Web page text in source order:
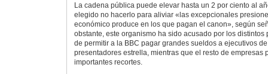
La cadena pública puede elevar hasta un 2 por ciento al
elegido no hacerlo para aliviar «las excepcionales
económico produce en los que pagan el canon», según
obstante, este organismo ha sido acusado por los distintos
de permitir a la BBC pagar grandes sueldos a ejecutivos
presentadores estrella, mientras que el resto de empresas
importantes recortes.